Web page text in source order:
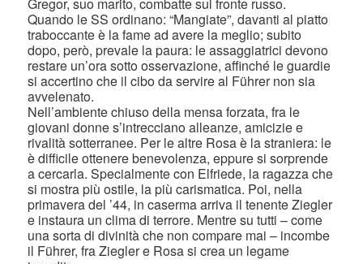
Quando le SS ordinano: “Mangiate”, davanti al piatto
traboccante è la fame ad avere la meglio; subito
dopo, però, prevale la paura: le assaggiatrici devono
restare un’ora sotto osservazione, affinché le guardie
si accertino che il cibo da servire al Führer non sia
avvelenato.
Nell’ambiente chiuso della mensa forzata, fra le
giovani donne s’intrecciano alleanze, amicizie e
rivalità sotterranee. Per le altre Rosa è la straniera: le
è difficile ottenere benevolenza, eppure si sorprende
a cercarla. Specialmente con Elfriede, la ragazza che
si mostra più ostile, la più carismatica. Poi, nella
primavera del ’44, in caserma arriva il tenente Ziegler
e instaura un clima di terrore. Mentre su tutti – come
una sorta di divinità che non compare mai – incombe
il Führer, fra Ziegler e Rosa si crea un legame